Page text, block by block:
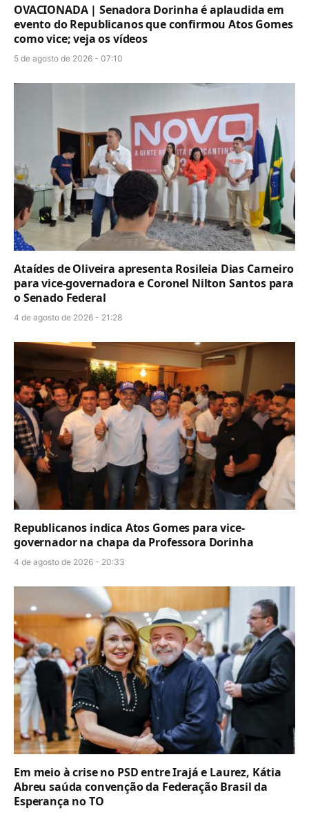
OVACIONADA | Senadora Dorinha é aplaudida em
evento do Republicanos que confirmou Atos Gomes
como vice; veja os vídeos
5 de agosto de 2026 - 07:10
Ataídes de Oliveira apresenta Rosileia Dias Carneiro
para vice-governadora e Coronel Nilton Santos para
o Senado Federal
4 de agosto de 2026 - 21:28
Republicanos indica Atos Gomes para vice-
governador na chapa da Professora Dorinha
4 de agosto de 2026 - 20:33
Em meio à crise no PSD entre Irajá e Laurez, Kátia
Abreu saúda convenção da Federação Brasil da
Esperança no TO